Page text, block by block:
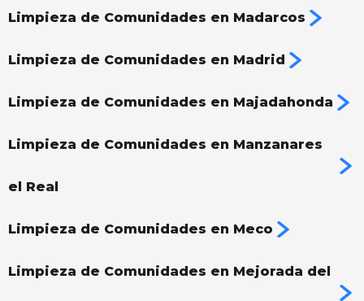
Limpieza de Comunidades en Madarcos
Limpieza de Comunidades en Madrid
Limpieza de Comunidades en Majadahonda
Limpieza de Comunidades en Manzanares
el Real
Limpieza de Comunidades en Meco
Limpieza de Comunidades en Mejorada del